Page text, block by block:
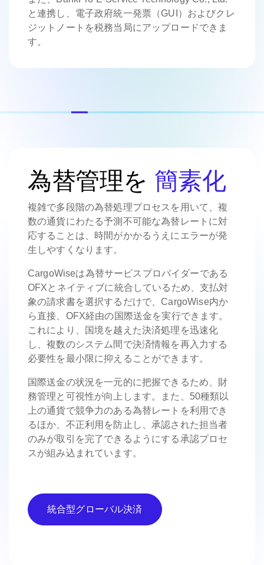
と連携し、電子政府統一発票（GUI）およびクレ
ジットノートを税務当局にアップロードできま
す。
為替管理を 簡素化
複雑で多段階の為替処理プロセスを用いて、複
数の通貨にわたる予測不可能な為替レートに対
応することは、時間がかかるうえにエラーが発
生しやすくなります。
CargoWiseは為替サービスプロバイダーである
OFXとネイティブに統合しているため、支払対
象の請求書を選択するだけで、CargoWise内か
ら直接、OFX経由の国際送金を実行できます。
これにより、国境を越えた決済処理を迅速化
し、複数のシステム間で決済情報を再入力する
必要性を最小限に抑えることができます。
国際送金の状況を一元的に把握できるため、財
務管理と可視性が向上します。また、50種類以
上の通貨で競争力のある為替レートを利用でき
るほか、不正利用を防止し、承認された担当者
のみが取引を完了できるようにする承認プロセ
スが組み込まれています。
統合型グローバル決済